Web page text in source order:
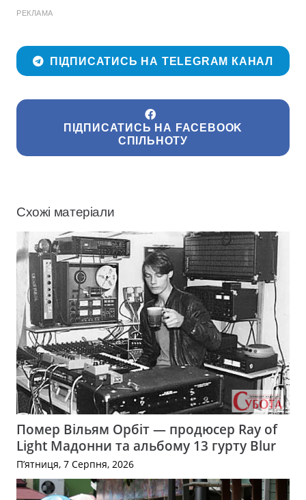
РЕКЛАМА
ПІДПИСАТИСЬ НА TELEGRAM КАНАЛ
ПІДПИСАТИСЬ НА FACEBOOK
СПІЛЬНОТУ
Схожі матеріали
Помер Вільям Орбіт — продюсер Ray of
Light Мадонни та альбому 13 гурту Blur
П’ятниця, 7 Серпня, 2026